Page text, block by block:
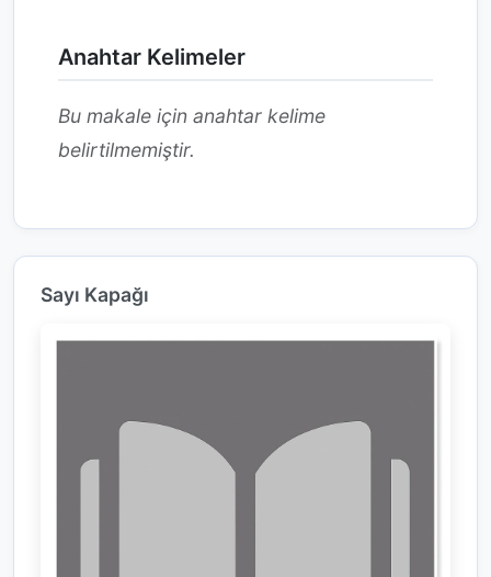
Anahtar Kelimeler
Bu makale için anahtar kelime
belirtilmemiştir.
Sayı Kapağı